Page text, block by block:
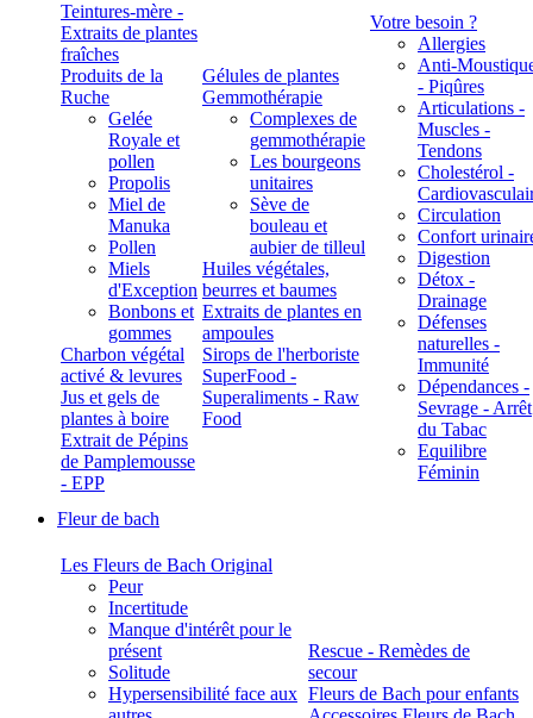
Teintures-mère -
Extraits de plantes
fraîches
Produits de la
Ruche
Gelée
Royale et
pollen
Propolis
Miel de
Manuka
Pollen
Miels
d'Exception
Bonbons et
gommes
Charbon végétal
activé & levures
Jus et gels de
plantes à boire
Extrait de Pépins
de Pamplemousse
- EPP
Gélules de plantes
Gemmothérapie
Complexes de
gemmothérapie
Les bourgeons
unitaires
Sève de
bouleau et
aubier de tilleul
Huiles végétales,
beurres et baumes
Extraits de plantes en
ampoules
Sirops de l'herboriste
SuperFood -
Superaliments - Raw
Food
Votre besoin ?
Allergies
Anti-
- Piqûres
Articulations -
Muscles -
Tendons
Cholestérol -
Circulation
Confort
Digestion
Détox -
Drainage
Défenses
naturelles -
Immunité
Dépendances -
Sevrage - Arrêt
du Tabac
Equilibre
Féminin
Fleur de bach
Les Fleurs de Bach Original
Peur
Incertitude
Manque d'intérêt pour le
présent
Solitude
Hypersensibilité face aux
Rescue - Remèdes de
secour
Fleurs de Bach pour enfants